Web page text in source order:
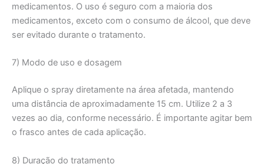
medicamentos. O uso é seguro com a maioria dos
medicamentos, exceto com o consumo de álcool, que deve
ser evitado durante o tratamento.
7) Modo de uso e dosagem
Aplique o spray diretamente na área afetada, mantendo
uma distância de aproximadamente 15 cm. Utilize 2 a 3
vezes ao dia, conforme necessário. É importante agitar bem
o frasco antes de cada aplicação.
8) Duração do tratamento